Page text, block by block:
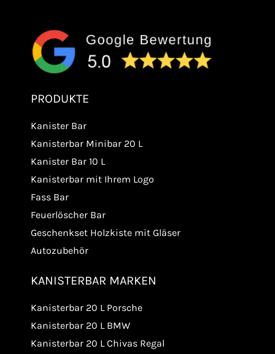
PRODUKTE
Kanister Bar
Kanisterbar Minibar 20 L
Kanister Bar 10 L
Kanisterbar mit Ihrem Logo
Fass Bar
Feuerlöscher Bar
Geschenkset Holzkiste mit Gläser
Autozubehör
KANISTERBAR MARKEN
Kanisterbar 20 L Porsche
Kanisterbar 20 L BMW
Kanisterbar 20 L Chivas Regal